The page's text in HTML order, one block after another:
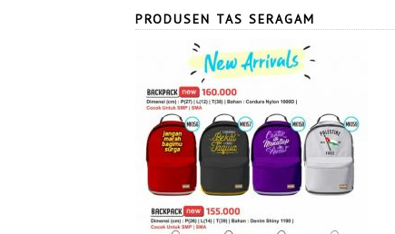
PRODUSEN TAS SERAGAM